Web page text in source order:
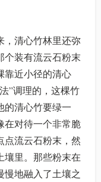
，清心竹林里还弥
个装有流云石粉末
靠近小径的清心
”调理的，这棵竹
的清心竹要绿一
在对待一个非常脆
点流云石粉末，然
壤里。那些粉末在
慢地融入了土壤之